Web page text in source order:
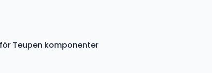
Teupen komponenter